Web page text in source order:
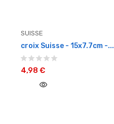
SUISSE
croix Suisse - 15x7.7cm -...
4,98 €
visibility